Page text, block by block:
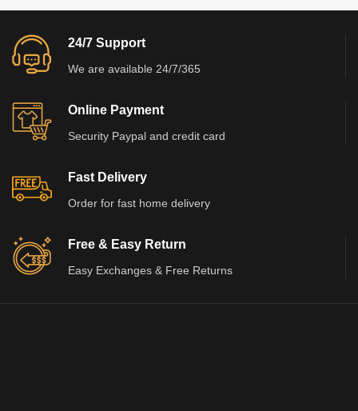
24/7 Support
We are available 24/7/365
Online Payment
Security Paypal and credit card
Fast Delivery
Order for fast home delivery
Free & Easy Return
Easy Exchanges & Free Returns